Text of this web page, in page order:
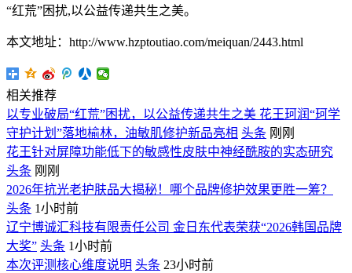
“红荒”困扰,以公益传递共生之美。
本文地址：http://www.hzptoutiao.com/meiquan/2443.html
相关推荐
以专业破局“红荒”困扰，以公益传递共生之美 花王珂润“珂学
守护计划”落地榆林，油敏肌修护新品亮相 头条 刚刚
花王针对屏障功能低下的敏感性皮肤中神经酰胺的实态研究
头条 刚刚
2026年抗光老护肤品大揭秘！哪个品牌修护效果更胜一筹？
头条 1小时前
辽宁博诚汇科技有限责任公司 金日东代表荣获“2026韩国品牌
大奖” 头条 1小时前
本次评测核心维度说明 头条 23小时前